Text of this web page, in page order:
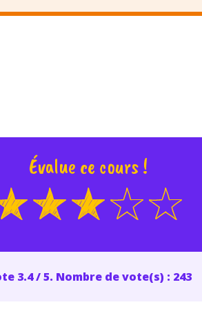
Évalue ce cours !
3.4 / 5. Nombre de vote(s) : 243
code d'accès sera envoyé à cette adresse e-mail.
à ce que vos données à caractère personnel
myMaxicours, afin que SEJER puisse vous donner
vous pouvez consulter
notre charte .
J’accepte de recevoir les actualités et
e-mail sera exclusivement utilisée